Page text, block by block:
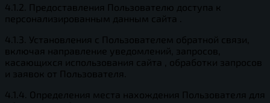
4.1.2. Предоставления Пользователю доступа к
персонализированным данным сайта .
4.1.3. Установления с Пользователем обратной связи,
включая направление уведомлений, запросов,
касающихся использования сайта , обработки запросов
и заявок от Пользователя.
4.1.4. Определения места нахождения Пользователя для